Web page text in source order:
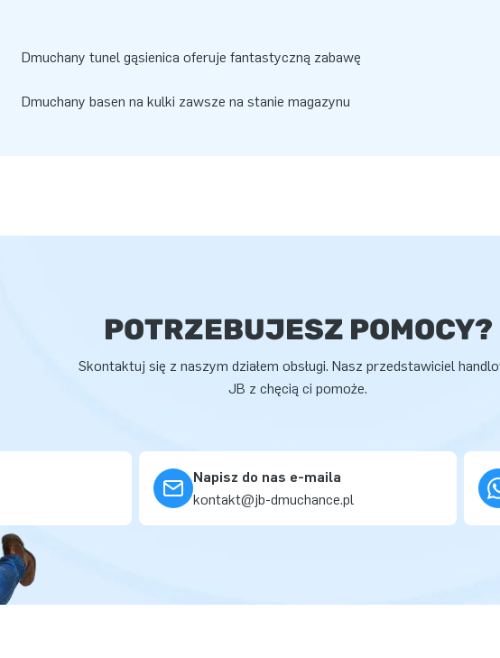
Dmuchany tunel gąsienica oferuje fantastyczną zabawę
Dmuchany basen na kulki zawsze na stanie magazynu
POTRZEBUJESZ POMOCY?
Skontaktuj się z naszym działem obsługi. Nasz przedstawiciel
JB z chęcią ci pomoże.
Napisz do nas e-maila
kontakt@jb-dmuchance.pl